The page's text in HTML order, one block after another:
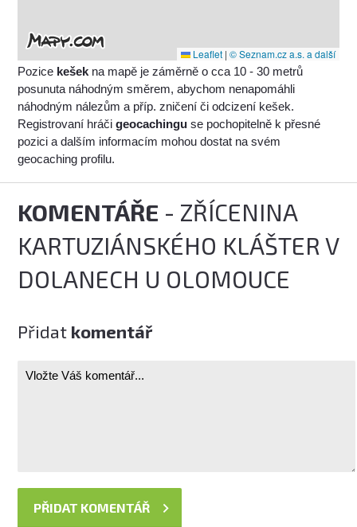
Leaflet | © Seznam.cz a.s. a další
Pozice kešek na mapě je záměrně o cca 10 - 30 metrů
posunuta náhodným směrem, abychom nenapomáhli
náhodným nálezům a příp. zničení či odcizení kešek.
Registrovaní hráčigeocachingu se pochopitelně k přesné
pozici a dalším informacím mohou dostat na svém
geocaching profilu.
KOMENTÁŘE - ZŘÍCENINA
KARTUZIÁNSKÉHO KLÁŠTER V
DOLANECH U OLOMOUCE
Přidat komentář